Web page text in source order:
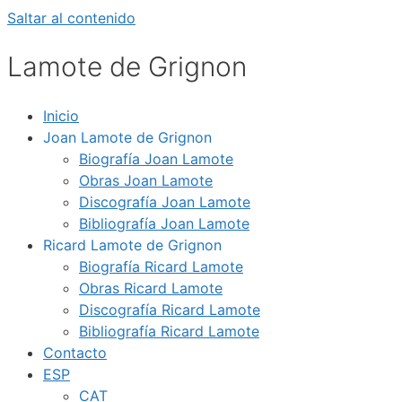
Saltar al contenido
Lamote de Grignon
Inicio
Joan Lamote de Grignon
Biografía Joan Lamote
Obras Joan Lamote
Discografía Joan Lamote
Bibliografía Joan Lamote
Ricard Lamote de Grignon
Biografía Ricard Lamote
Obras Ricard Lamote
Discografía Ricard Lamote
Bibliografía Ricard Lamote
Contacto
ESP
CAT